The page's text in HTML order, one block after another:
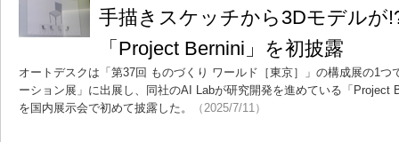
手描きスケッチから3Dモデル
「Project Bernini」を初披露
オートデスクは「第37回 ものづくり ワールド［東京］」の構成展の1つ
ーション展」に出展し、同社のAI Labが研究開発を進めている「Project
を国内展示会で初めて披露した。
（2025/7/11）